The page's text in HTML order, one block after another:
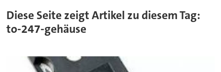
Diese Seite zeigt Artikel zu diesem Tag:
to-247-gehäuse